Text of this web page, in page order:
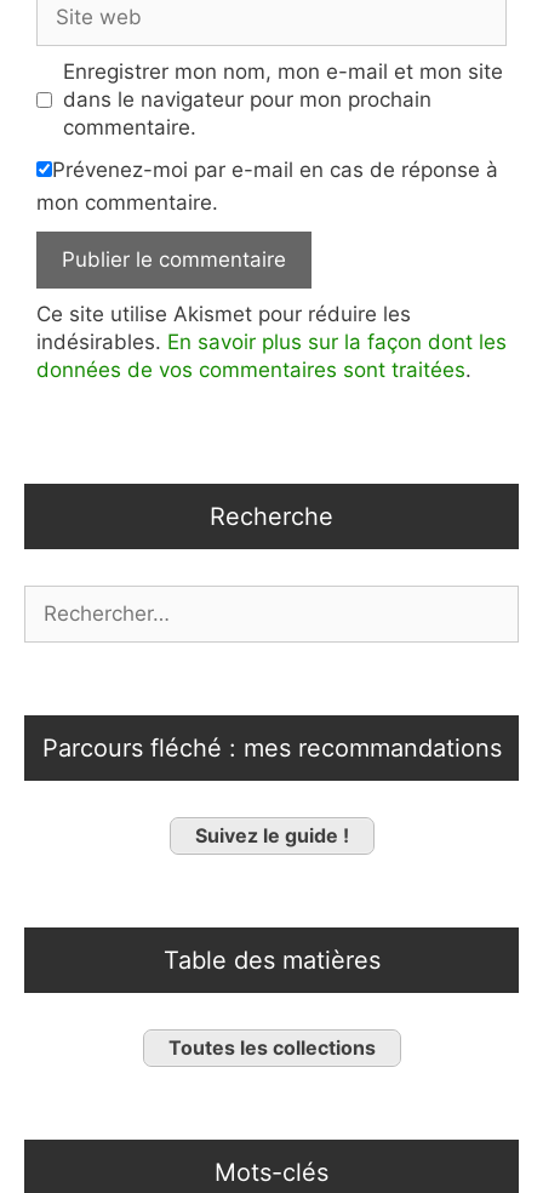
web
Enregistrer mon nom, mon e-mail et mon site
dans le navigateur pour mon prochain
commentaire.
Prévenez-moi par e-mail en cas de réponse à
mon commentaire.
Ce site utilise Akismet pour réduire les
indésirables. En savoir plus sur la façon dont les
données de vos commentaires sont traitées.
Recherche
Parcours fléché : mes recommandations
Suivez le guide !
Table des matières
Toutes les collections
Mots-clés